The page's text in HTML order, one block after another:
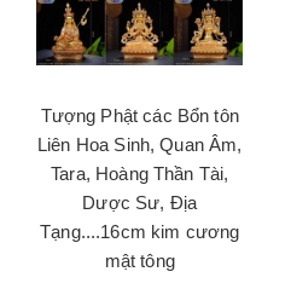
Tượng Phật các Bổn tôn
Liên Hoa Sinh, Quan Âm,
Tara, Hoàng Thần Tài,
Dược Sư, Địa
Tạng....16cm kim cương
mật tông